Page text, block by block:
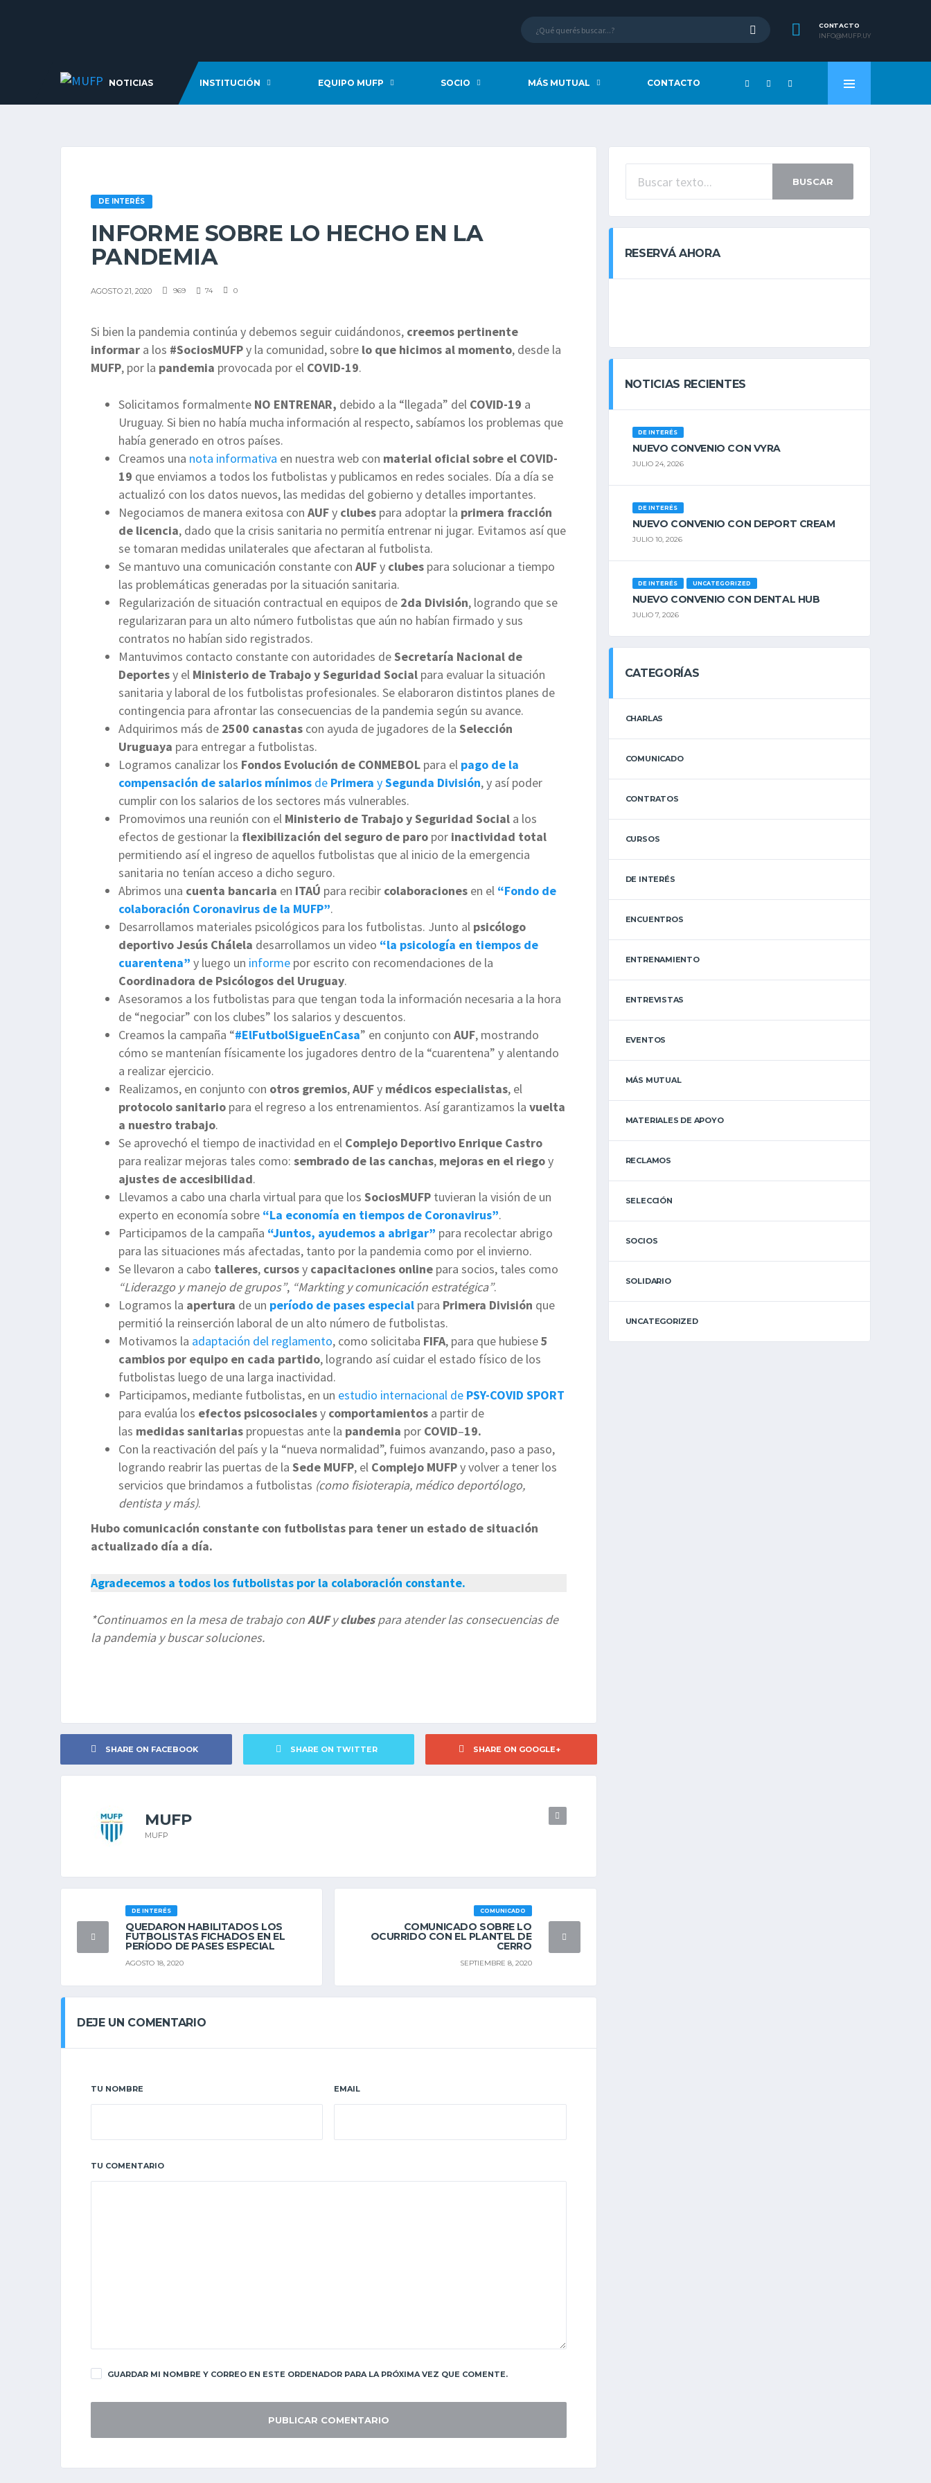
CONTACTO
INFO@MUFP.UY
NOTICIAS INSTITUCIÓN EQUIPO MUFP SOCIO MÁS MUTUAL CONTACTO
DE INTERÉS
INFORME SOBRE LO HECHO EN LA
PANDEMIA
AGOSTO 21, 2020 969 74 0
Si bien la pandemia continúa y debemos seguir cuidándonos, creemos pertinente
informar a los #SociosMUFPy la comunidad, sobre lo que hicimos al momento, desde la
MUFP, por la pandemia provocada por el COVID-19.
Solicitamos formalmente NO ENTRENAR, debido a la “llegada” del COVID-19 a
Uruguay. Si bien no había mucha información al respecto, sabíamos los problemas que
había generado en otros países.
Creamos una nota informativa en nuestra web con material oficial sobre el COVID-
19 que enviamos a todos los futbolistas y publicamos en redes sociales. Día a día se
actualizó con los datos nuevos, las medidas del gobierno y detalles importantes.
Negociamos de manera exitosa con AUFy clubes para adoptar la primera fracción
de licencia, dado que la crisis sanitaria no permitía entrenar ni jugar. Evitamos así que
se tomaran medidas unilaterales que afectaran al futbolista.
Se mantuvo una comunicación constante con AUFy clubes para solucionar a tiempo
las problemáticas generadas por la situación sanitaria.
Regularización de situación contractual en equipos de 2da División, logrando que se
regularizaran para un alto número futbolistas que aún no habían firmado y sus
contratos no habían sido registrados.
Mantuvimos contacto constante con autoridades deSecretaría Nacional de
Deportesy el Ministerio de Trabajo y Seguridad Social para evaluar la situación
sanitaria y laboral de los futbolistas profesionales. Se elaboraron distintos planes de
contingencia para afrontar las consecuencias de la pandemia según su avance.
Adquirimos más de 2500 canastas con ayuda de jugadores de la Selección
Uruguaya para entregar a futbolistas.
Logramos canalizar los Fondos Evolución de CONMEBOL para el pago de la
compensación de salarios mínimos de Primera ySegunda División, y así poder
cumplir con los salarios de los sectores más vulnerables.
Promovimos una reunión con el Ministerio de Trabajo y Seguridad Social a los
efectos de gestionar la flexibilización del seguro de paro por inactividad total
permitiendo así el ingreso de aquellos futbolistas que al inicio de la emergencia
sanitaria no tenían acceso a dicho seguro.
Abrimos una cuenta bancaria en ITAÚ para recibir colaboraciones en el “Fondo de
colaboración Coronavirus de la MUFP”.
Desarrollamos materiales psicológicos para los futbolistas. Junto al psicólogo
deportivoJesús Chálela desarrollamos un video “la psicología en tiempos de
cuarentena” y luego un informe por escrito con recomendaciones de la
Coordinadora de Psicólogos del Uruguay.
Asesoramos a los futbolistas para que tengan toda la información necesaria a la hora
de “negociar” con los clubes” los salarios y descuentos.
Creamos la campaña “#ElFutbolSigueEnCasa” en conjunto con AUF, mostrando
cómo se mantenían físicamente los jugadores dentro de la “cuarentena” y alentando
a realizar ejercicio.
Realizamos, en conjunto con otros gremios,AUFy médicos especialistas, el
protocolo sanitario para el regreso a los entrenamientos. Así garantizamos la vuelta
a nuestro trabajo.
Se aprovechó el tiempo de inactividad en el Complejo Deportivo Enrique Castro
para realizar mejoras tales como: sembrado de las canchas, mejoras en el riegoy
ajustes de accesibilidad.
Llevamos a cabo una charla virtual para que los SociosMUFP tuvieran la visión de un
experto en economía sobre “La economía en tiempos de Coronavirus”.
Participamos de la campaña “Juntos, ayudemos a abrigar” para recolectar abrigo
para las situaciones más afectadas, tanto por la pandemia como por el invierno.
Se llevaron a cabo talleres, cursosy capacitaciones online para socios, tales como
“Liderazgo y manejo de grupos”, “Markting y comunicación estratégica”.
Logramos la apertura de un período de pases especial para Primera División que
permitió la reinserción laboral de un alto número de futbolistas.
Motivamos la adaptación del reglamento, como solicitaba FIFA, para que hubiese5
cambios por equipo en cada partido, logrando así cuidar el estado físico de los
futbolistas luego de una larga inactividad.
Participamos, mediante futbolistas, en un estudio internacional de PSY-COVID SPORT
para evalúa los efectos psicosocialesy comportamientos a partir de
las medidassanitarias propuestas ante la pandemia por COVID–19.
Con la reactivación del país y la “nueva normalidad”, fuimos avanzando, paso a paso,
logrando reabrir las puertas de la Sede MUFP, el Complejo MUFPy volver a tener los
servicios que brindamos a futbolistas (como fisioterapia, médico deportólogo,
dentista y más).
Hubo comunicación constante con futbolistas para tener un estado de situación
actualizado día a día.
Agradecemos a todos los futbolistas por la colaboración constante.
*Continuamos en la mesa de trabajo conAUFyclubespara atender las consecuencias de
la pandemia y buscar soluciones.
SHARE ON FACEBOOK SHARE ON TWITTER SHARE ON GOOGLE+
MUFP
MUFP
DE INTERÉS
QUEDARON HABILITADOS LOS
FUTBOLISTAS FICHADOS EN EL
PERÍODO DE PASES ESPECIAL
AGOSTO 18, 2020
COMUNICADO
COMUNICADO SOBRE LO
OCURRIDO CON EL PLANTEL DE
CERRO
SEPTIEMBRE 8, 2020
DEJE UN COMENTARIO
TU NOMBRE EMAIL
TU COMENTARIO
GUARDAR MI NOMBRE Y CORREO EN ESTE ORDENADOR PARA LA PRÓXIMA VEZ QUE COMENTE.
BUSCAR
RESERVÁ AHORA
NOTICIAS RECIENTES
DE INTERÉS
NUEVO CONVENIO CON VYRA
JULIO 24, 2026
DE INTERÉS
NUEVO CONVENIO CON DEPORT CREAM
JULIO 10, 2026
DE INTERÉS UNCATEGORIZED
NUEVO CONVENIO CON DENTAL HUB
JULIO 7, 2026
CATEGORÍAS
CHARLAS
COMUNICADO
CONTRATOS
CURSOS
DE INTERÉS
ENCUENTROS
ENTRENAMIENTO
ENTREVISTAS
EVENTOS
MÁS MUTUAL
MATERIALES DE APOYO
RECLAMOS
SELECCIÓN
SOCIOS
SOLIDARIO
UNCATEGORIZED